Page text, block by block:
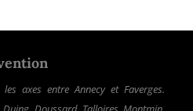
axes entre Annecy et Faverges.